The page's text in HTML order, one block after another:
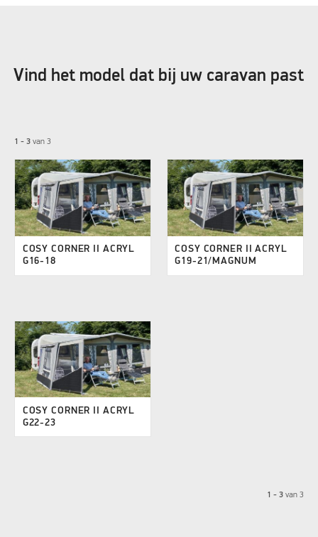
Vind het model dat bij uw caravan past
1 - 3van 3
COSY CORNER II ACRYL
G16-18
COSY CORNER II ACRYL
G19-21/MAGNUM
COSY CORNER II ACRYL
G22-23
1 - 3 van3